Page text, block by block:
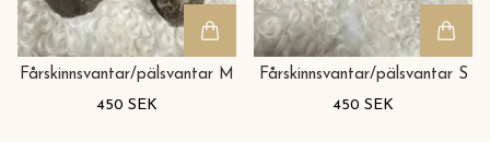
Fårskinnsvantar/pälsvantar M
450 SEK
Fårskinnsvantar/pälsvantar S
450 SEK